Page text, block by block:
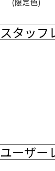
スタッフ
ユーザー